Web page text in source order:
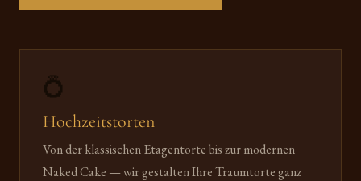
💍
Hochzeitstorten
Von der klassischen Etagentorte bis zur modernen
Naked Cake — wir gestalten Ihre Traumtorte ganz